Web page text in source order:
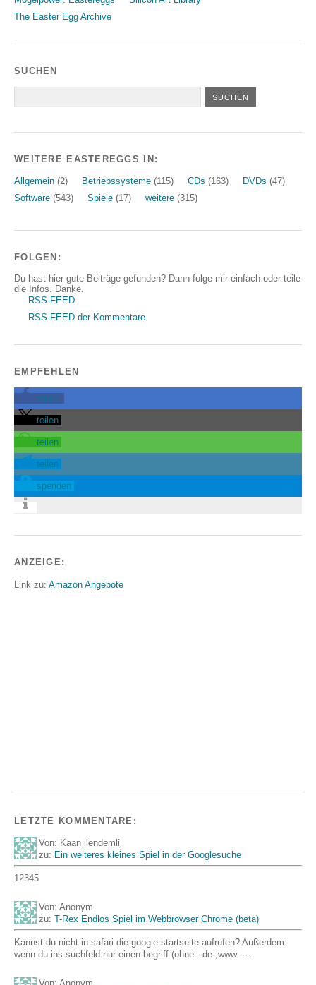
The Easter Egg Archive
SUCHEN
WEITERE EASTEREGGS IN:
Allgemein (2) Betriebssysteme (115) CDs (163) DVDs (47)
Software (543) Spiele (17) weitere (315)
FOLGEN:
Du hast hier gute Beiträge gefunden? Dann folge mir einfach oder teile
die Infos. Danke.
RSS-FEED
RSS-FEED der Kommentare
EMPFEHLEN
teilen
teilen
teilen
teilen
spenden
ANZEIGE:
Link zu: Amazon Angebote
LETZTE KOMMENTARE:
Von: Kaan ilendemli
zu: Ein weiteres kleines Spiel in der Googlesuche
12345
Von: Anonym
zu: T-Rex Endlos Spiel im Webbrowser Chrome (beta)
Kannst du nicht in safari die google startseite aufrufen? Außerdem:
wenn du ins suchfeld nur einen begriff (ohne -.de ,www.-…